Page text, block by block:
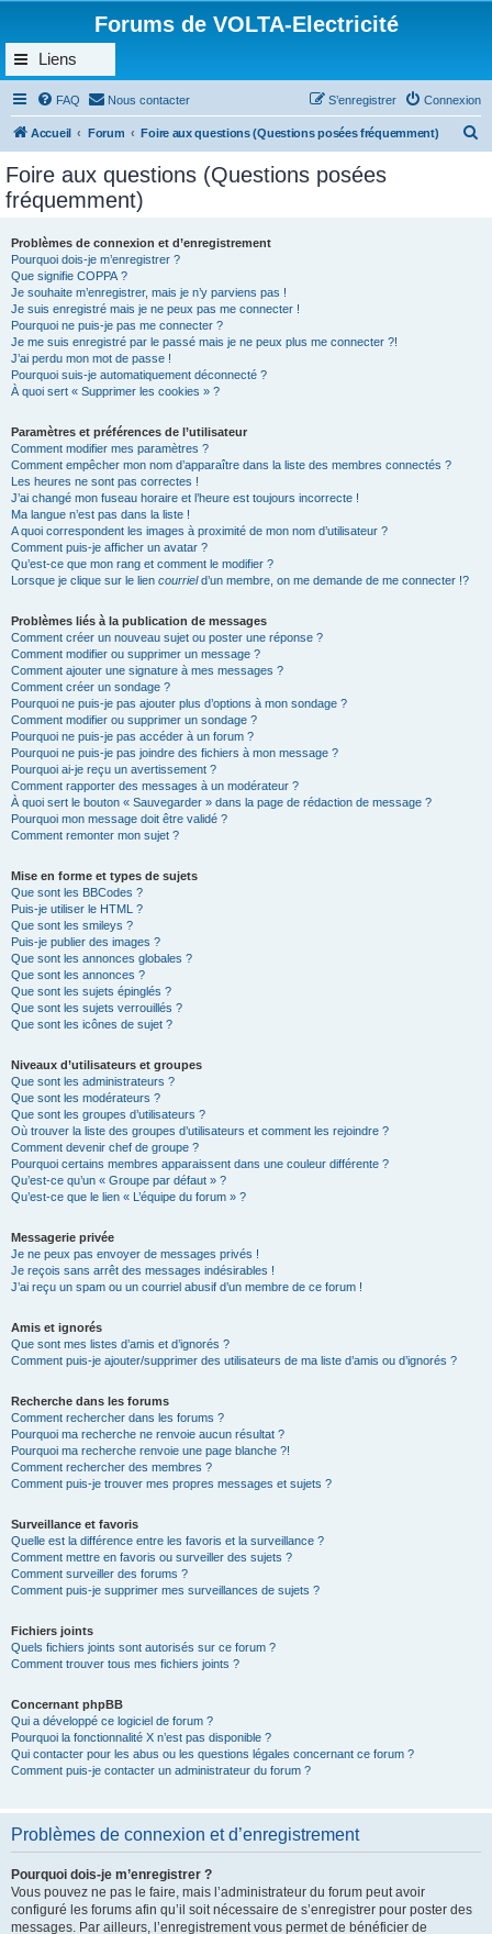
Forums de VOLTA-Electricité
Liens
FAQ Nous contacter Connexion
S’enregistrer
Accueil Forum Foire aux questions (Questions posées fréquemment)
Foire aux questions (Questions posées
fréquemment)
Problèmes de connexion et d’enregistrement
Pourquoi dois-je m’enregistrer ?
Que signifie COPPA ?
Je souhaite m’enregistrer, mais je n’y parviens pas !
Je suis enregistré mais je ne peux pas me connecter !
Pourquoi ne puis-je pas me connecter ?
Je me suis enregistré par le passé mais je ne peux plus me connecter ?!
J’ai perdu mon mot de passe !
Pourquoi suis-je automatiquement déconnecté ?
À quoi sert « Supprimer les cookies » ?
Paramètres et préférences de l’utilisateur
Comment modifier mes paramètres ?
Comment empêcher mon nom d’apparaître dans la liste des membres connectés ?
Les heures ne sont pas correctes !
J’ai changé mon fuseau horaire et l’heure est toujours incorrecte !
Ma langue n’est pas dans la liste !
A quoi correspondent les images à proximité de mon nom d’utilisateur ?
Comment puis-je afficher un avatar ?
Qu’est-ce que mon rang et comment le modifier ?
Lorsque je clique sur le lien courrield’un membre, on me demande de me connecter !?
Problèmes liés à la publication de messages
Comment créer un nouveau sujet ou poster une réponse ?
Comment modifier ou supprimer un message ?
Comment ajouter une signature à mes messages ?
Comment créer un sondage ?
Pourquoi ne puis-je pas ajouter plus d’options à mon sondage ?
Comment modifier ou supprimer un sondage ?
Pourquoi ne puis-je pas accéder à un forum ?
Pourquoi ne puis-je pas joindre des fichiers à mon message ?
Pourquoi ai-je reçu un avertissement ?
Comment rapporter des messages à un modérateur ?
À quoi sert le bouton « Sauvegarder » dans la page de rédaction de message ?
Pourquoi mon message doit être validé ?
Comment remonter mon sujet ?
Mise en forme et types de sujets
Que sont les BBCodes ?
Puis-je utiliser le HTML ?
Que sont les smileys ?
Puis-je publier des images ?
Que sont les annonces globales ?
Que sont les annonces ?
Que sont les sujets épinglés ?
Que sont les sujets verrouillés ?
Que sont les icônes de sujet ?
Niveaux d’utilisateurs et groupes
Que sont les administrateurs ?
Que sont les modérateurs ?
Que sont les groupes d’utilisateurs ?
Où trouver la liste des groupes d’utilisateurs et comment les rejoindre ?
Comment devenir chef de groupe ?
Pourquoi certains membres apparaissent dans une couleur différente ?
Qu’est-ce qu’un « Groupe par défaut » ?
Qu’est-ce que le lien « L’équipe du forum » ?
Messagerie privée
Je ne peux pas envoyer de messages privés !
Je reçois sans arrêt des messages indésirables !
J’ai reçu un spam ou un courriel abusif d’un membre de ce forum !
Amis et ignorés
Que sont mes listes d’amis et d’ignorés ?
Comment puis-je ajouter/supprimer des utilisateurs de ma liste d’amis ou d’ignorés ?
Recherche dans les forums
Comment rechercher dans les forums ?
Pourquoi ma recherche ne renvoie aucun résultat ?
Pourquoi ma recherche renvoie une page blanche ?!
Comment rechercher des membres ?
Comment puis-je trouver mes propres messages et sujets ?
Surveillance et favoris
Quelle est la différence entre les favoris et la surveillance ?
Comment mettre en favoris ou surveiller des sujets ?
Comment surveiller des forums ?
Comment puis-je supprimer mes surveillances de sujets ?
Fichiers joints
Quels fichiers joints sont autorisés sur ce forum ?
Comment trouver tous mes fichiers joints ?
Concernant phpBB
Qui a développé ce logiciel de forum ?
Pourquoi la fonctionnalité X n’est pas disponible ?
Qui contacter pour les abus ou les questions légales concernant ce forum ?
Comment puis-je contacter un administrateur du forum ?
Problèmes de connexion et d’enregistrement
Pourquoi dois-je m’enregistrer ?
Vous pouvez ne pas le faire, mais l’administrateur du forum peut avoir
configuré les forums afin qu’il soit nécessaire de s’enregistrer pour poster des
messages. Par ailleurs, l’enregistrement vous permet de bénéficier de